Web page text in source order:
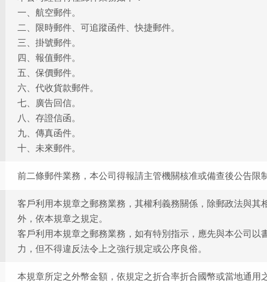
一、航空郵件。
二、限時郵件、可追蹤函件、快捷郵件。
三、掛號郵件。
四、報值郵件。
五、保價郵件。
六、代收貨款郵件。
七、廣告回信。
八、存證信函。
九、傳真函件。
十、未來郵件。
前二條郵件業務，本公司得報請主管機關核准或備查後公告限
客戶利用本規章之郵務業務，其權利義務關係，除郵政法與其
外，依本規章之規定。
客戶利用本規章之郵務業務，如有特別指示，應先與本公司以
力，但不得違反法令上之強行規定或公序良俗。
本規章所定之外幣金額，依規定之折合率折合國幣或當地通用